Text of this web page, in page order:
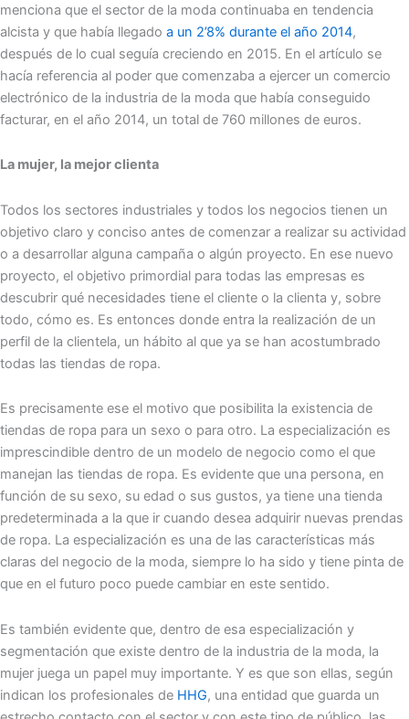
menciona que el sector de la moda continuaba en tendencia
alcista y que había llegado a un 2’8% durante el año 2014,
después de lo cual seguía creciendo en 2015. En el artículo se
hacía referencia al poder que comenzaba a ejercer un comercio
electrónico de la industria de la moda que había conseguido
facturar, en el año 2014, un total de 760 millones de euros.
La mujer, la mejor clienta
Todos los sectores industriales y todos los negocios tienen un
objetivo claro y conciso antes de comenzar a realizar su actividad
o a desarrollar alguna campaña o algún proyecto. En ese nuevo
proyecto, el objetivo primordial para todas las empresas es
descubrir qué necesidades tiene el cliente o la clienta y, sobre
todo, cómo es. Es entonces donde entra la realización de un
perfil de la clientela, un hábito al que ya se han acostumbrado
todas las tiendas de ropa.
Es precisamente ese el motivo que posibilita la existencia de
tiendas de ropa para un sexo o para otro. La especialización es
imprescindible dentro de un modelo de negocio como el que
manejan las tiendas de ropa. Es evidente que una persona, en
función de su sexo, su edad o sus gustos, ya tiene una tienda
predeterminada a la que ir cuando desea adquirir nuevas prendas
de ropa. La especialización es una de las características más
claras del negocio de la moda, siempre lo ha sido y tiene pinta de
que en el futuro poco puede cambiar en este sentido.
Es también evidente que, dentro de esa especialización y
segmentación que existe dentro de la industria de la moda, la
mujer juega un papel muy importante. Y es que son ellas, según
indican los profesionales de HHG, una entidad que guarda un